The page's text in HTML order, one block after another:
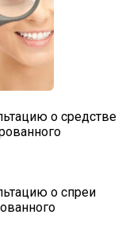
о средстве
о спреи